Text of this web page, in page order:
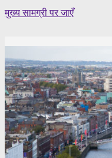
Skip
मुख्य सामग्री पर जाएँ